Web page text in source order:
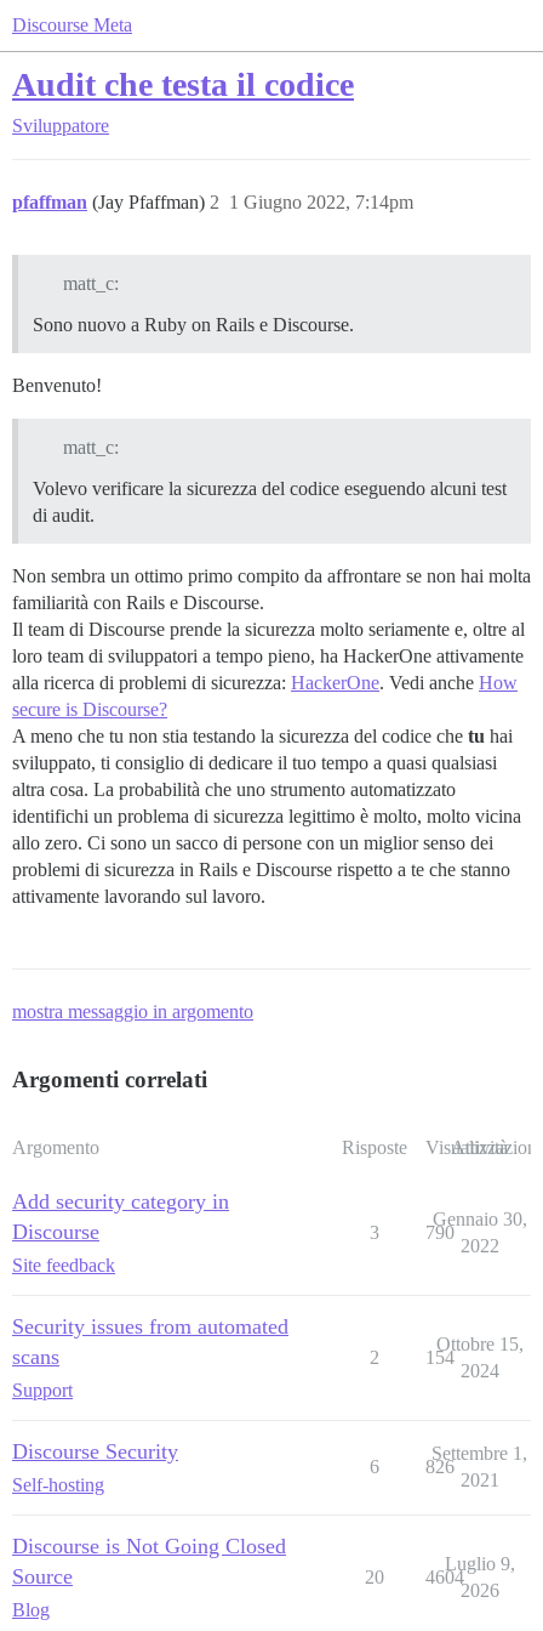
Discourse Meta
Audit che testa il codice
Sviluppatore
pfaffman (Jay Pfaffman) 1 Giugno 2022, 7:14pm
2
matt_c:
Sono nuovo a Ruby on Rails e Discourse.
Benvenuto!
matt_c:
Volevo verificare la sicurezza del codice eseguendo alcuni test
di audit.
Non sembra un ottimo primo compito da affrontare se non hai molta
familiarità con Rails e Discourse.
Il team di Discourse prende la sicurezza molto seriamente e, oltre al
loro team di sviluppatori a tempo pieno, ha HackerOne attivamente
alla ricerca di problemi di sicurezza: HackerOne. Vedi anche How
secure is Discourse?
A meno che tu non stia testando la sicurezza del codice che tu hai
sviluppato, ti consiglio di dedicare il tuo tempo a quasi qualsiasi
altra cosa. La probabilità che uno strumento automatizzato
identifichi un problema di sicurezza legittimo è molto, molto vicina
allo zero. Ci sono un sacco di persone con un miglior senso dei
problemi di sicurezza in Rails e Discourse rispetto a te che stanno
attivamente lavorando sul lavoro.
mostra messaggio in argomento
Argomenti correlati
Argomento Risposte Visualizzazioni
Attività
Add security category in
Discourse
Site feedback
3 790
Gennaio 30,
2022
Security issues from automated
scans
Support
2 154
Ottobre 15,
2024
Discourse Security
Self-hosting
6 826
Settembre 1,
2021
Discourse is Not Going Closed
Source
Blog
20 4604
Luglio 9,
2026